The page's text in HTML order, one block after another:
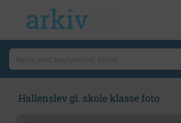
Hallenslev gl. skole klasse foto